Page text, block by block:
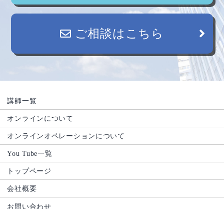
ご相談はこちら
講師一覧
オンラインについて
オンラインオペレーションについて
You Tube一覧
トップページ
会社概要
お問い合わせ